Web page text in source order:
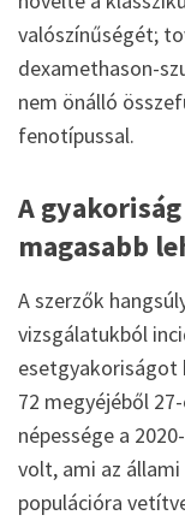
valószínűségét;
dexamethason-
nem önálló
fenotípussal.
A
magasabb
A szerzők
vizsgálatukból
esetgyakoriságot
72 megyéjéből
népessége a
volt, ami az
populációra